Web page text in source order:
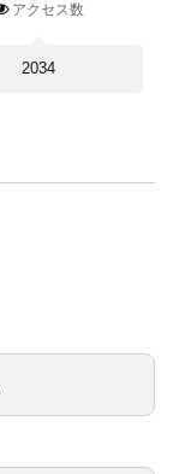
アクセス数
2034